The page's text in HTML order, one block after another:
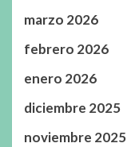
marzo 2026
febrero 2026
enero 2026
diciembre 2025
noviembre 2025